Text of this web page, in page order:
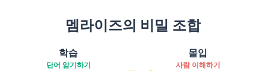
멤라이즈의 비밀 조합
학습
단어 암기하기
몰입
사람 이해하기